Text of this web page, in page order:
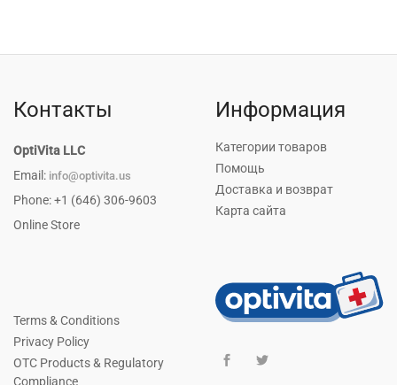
price
price
Контакты
OptiVita LLC
Email: info@optivita.us
Phone: +1 (646) 306-9603
Online Store
Информация
Категории товаров
Помощь
Доставка и возврат
Карта сайта
Terms & Conditions
Privacy Policy
OTC Products & Regulatory
Compliance